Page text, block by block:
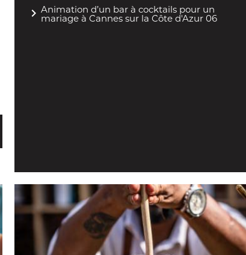
navigate_nextAnimation d’un bar à cocktails pour un
mariage à Cannes sur la Côte d'Azur 06